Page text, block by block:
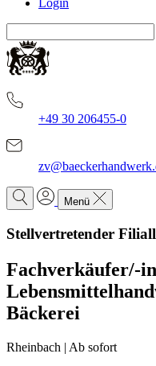
Login
+49 30 206455-0
Menü
Stellvertretender
Fachverkäufer/-
Bäckerei
Rheinbach | Ab sofort